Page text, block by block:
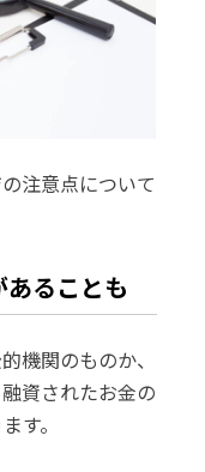
注意点について
ることも
機関のものか、
資されたお金の
す。